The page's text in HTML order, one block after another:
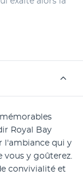
Royal Bay
l'ambiance qui y
vous y goûterez.
convivialité et